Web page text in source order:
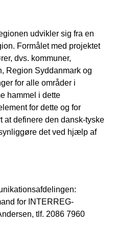
udvikler sig fra en
Formålet med projektet
dvs. kommuner,
Region Syddanmark og
for alle områder i
hammel i dette
for dette og for
definere den dansk-tyske
det ved hjælp af
for INTERREG-
tlf. 2086 7960